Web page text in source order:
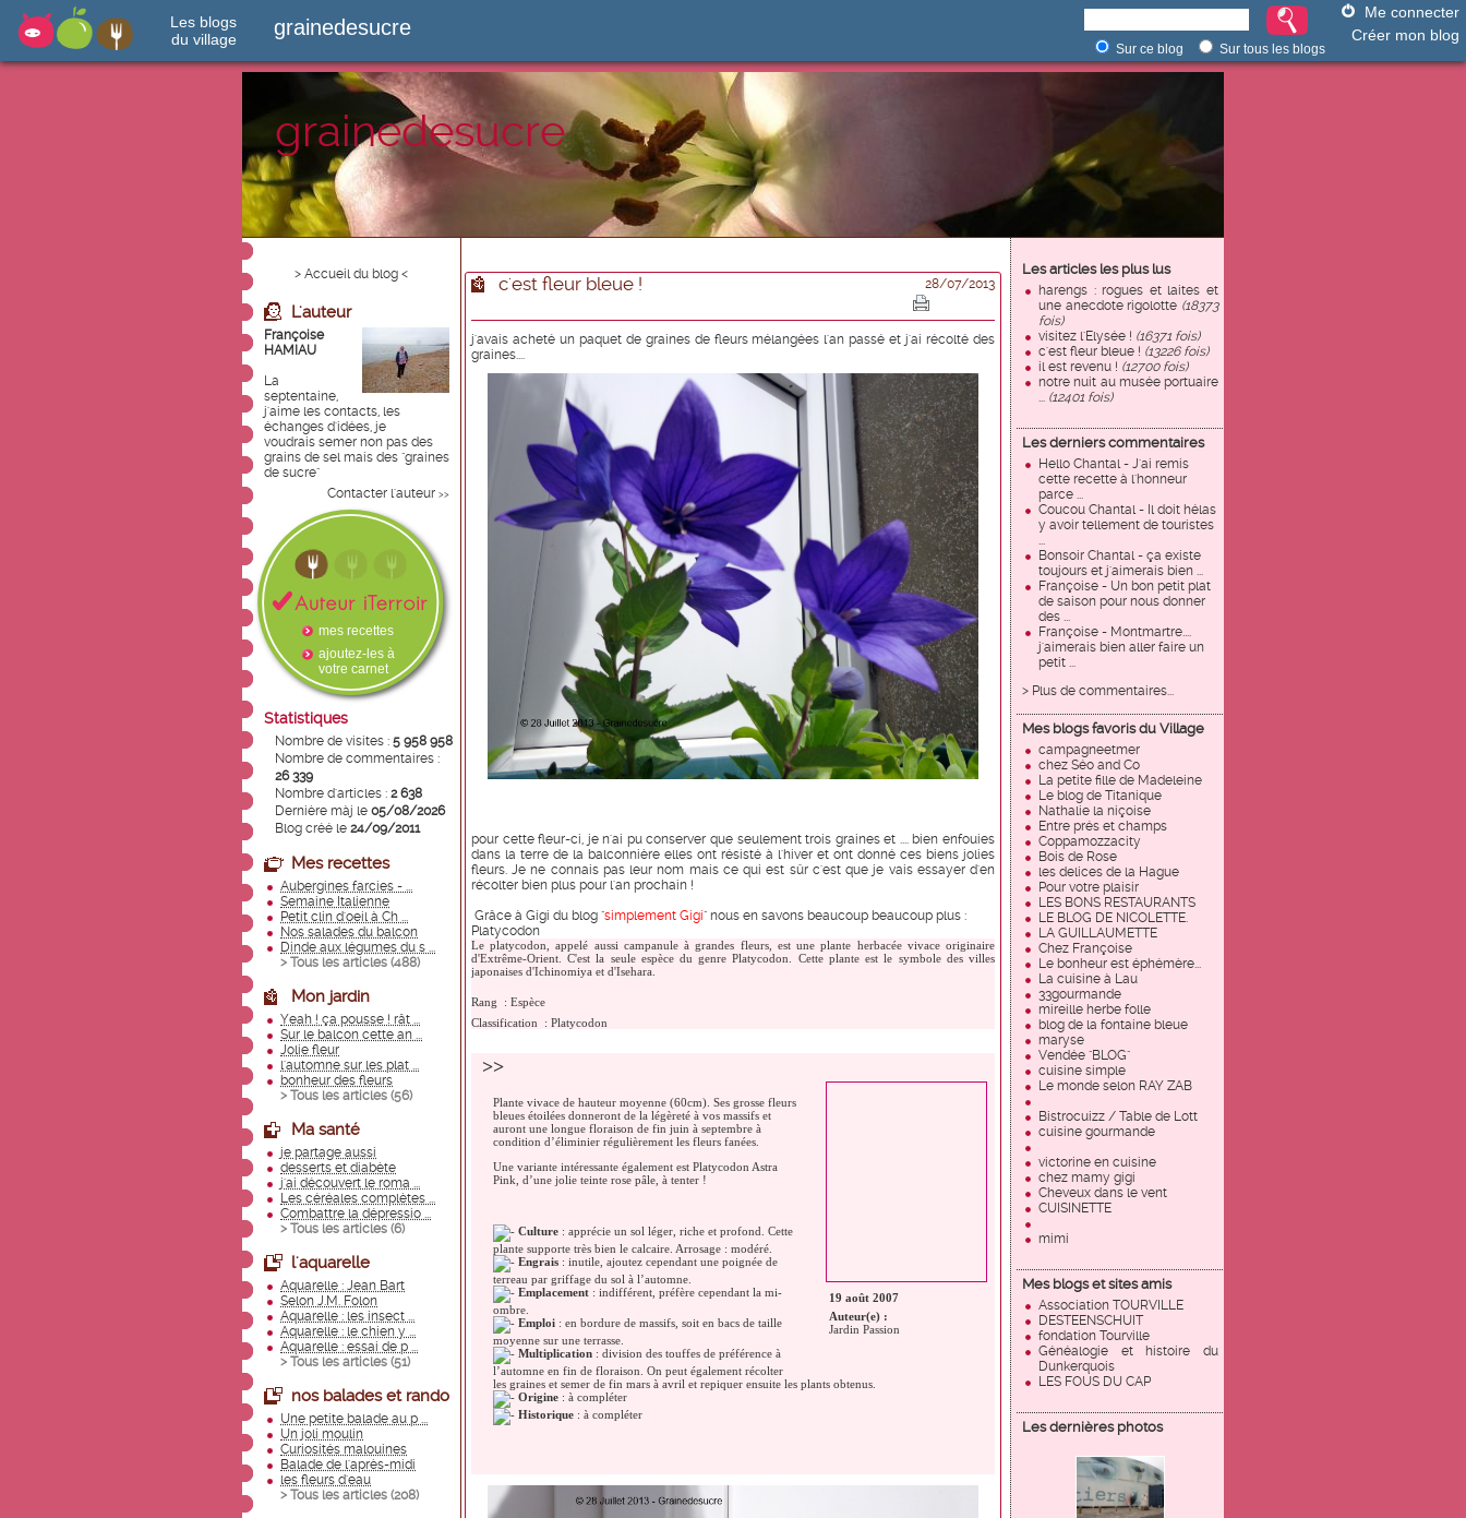
Les blogs
du village
grainedesucre
Me connecter
Créer mon blog
Sur ce blog Sur tous les blogs
grainedesucre
Les articles les plus lus
harengs : rogues et laites et
une anecdote rigolotte (18373
fois)
visitez l'Elysée ! (16371 fois)
c'est fleur bleue ! (13226 fois)
il est revenu ! (12700 fois)
notre nuit au musée portuaire
... (12401 fois)
Les derniers commentaires
Hello Chantal - J'ai remis
cette recette à l'honneur
parce ...
Coucou Chantal - Il doit hélas
y avoir tellement de touristes
...
Bonsoir Chantal - ça existe
toujours et j'aimerais bien ...
Françoise - Un bon petit plat
de saison pour nous donner
des ...
Françoise - Montmartre....
j'aimerais bien aller faire un
petit ...
> Plus de commentaires...
Mes blogs favoris du Village
campagneetmer
chez Séo and Co
La petite fille de Madeleine
Le blog de Titanique
Nathalie la niçoise
Entre prés et champs
Coppamozzacity
Bois de Rose
les delices de la Hague
Pour votre plaisir
LES BONS RESTAURANTS
LE BLOG DE NICOLETTE.
LA GUILLAUMETTE
Chez Françoise
Le bonheur est éphémère...
La cuisine à Lau
33gourmande
mireille herbe folle
blog de la fontaine bleue
maryse
Vendée "BLOG"
cuisine simple
Le monde selon RAY ZAB
Bistrocuizz / Table de Lott
cuisine gourmande
victorine en cuisine
chez mamy gigi
Cheveux dans le vent
CUISINETTE
mimi
Mes blogs et sites amis
Association TOURVILLE
DESTEENSCHUIT
fondation Tourville
Généalogie et histoire du
Dunkerquois
LES FOUS DU CAP
Les dernières photos
> Accueil du blog <
L'auteur
Françoise
HAMIAU
La
septentaine,
j'aime les contacts, les
échanges d'idées, je
voudrais semer non pas des
grains de sel mais des "graines
de sucre"
Contacter l'auteur >>
mes recettes
ajoutez-les à
votre carnet
Statistiques
Nombre de visites : 5 958 958
Nombre de commentaires :
26 339
Nombre d'articles : 2 638
Dernière màj le 05/08/2026
Blog créé le 24/09/2011
Mes recettes
Aubergines farcies - ...
Semaine Italienne
Petit clin d'oeil à Ch ...
Nos salades du balcon
Dinde aux légumes du s ...
> Tous les articles (488)
Mon jardin
Yeah ! ça pousse ! rât ...
Sur le balcon cette an ...
Jolie fleur
l'automne sur les plat ...
bonheur des fleurs
> Tous les articles (56)
Ma santé
je partage aussi
desserts et diabète
j'ai découvert le roma ...
Les céréales complètes ...
Combattre la dépressio ...
> Tous les articles (6)
l'aquarelle
Aquarelle : Jean Bart
Selon J.M. Folon
Aquarelle : les insect ...
Aquarelle : le chien y ...
Aquarelle : essai de p ...
> Tous les articles (51)
nos balades et rando
Une petite balade au p ...
Un joli moulin
Curiosités malouines
Balade de l'après-midi
les fleurs d'eau
> Tous les articles (208)
c'est fleur bleue ! 28/07/2013
j'avais acheté un paquet de graines de fleurs mélangées l'an passé et j'ai récolté des
graines....
pour cette fleur-ci, je n'ai pu conserver que seulement trois graines et .... bien enfouies
dans la terre de la balconnière elles ont résisté à l'hiver et ont donné ces biens jolies
fleurs. Je ne connais pas leur nom mais ce qui est sûr c'est que je vais essayer d'en
récolter bien plus pour l'an prochain !
Grâce à Gigi du blog "simplement Gigi" nous en savons beaucoup beaucoup plus :
Platycodon
Le platycodon, appelé aussi campanule à grandes fleurs, est une plante herbacée vivace originaire
d'Extrême-Orient. C'est la seule espèce du genre Platycodon. Cette plante est le symbole des villes
japonaises d'Ichinomiya et d'Isehara.
Rang
: Espèce
Classification
: Platycodon
>>
19 août 2007
Auteur(e) :
Jardin Passion
Plante vivace de hauteur moyenne (60cm). Ses grosse fleurs
bleues étoilées donneront de la légèreté à vos massifs et
auront une longue floraison de fin juin à septembre à
condition d’éliminier régulièrement les fleurs fanées.
Une variante intéressante également est Platycodon Astra
Pink, d’une jolie teinte rose pâle, à tenter !
Culture : apprécie un sol léger, riche et profond. Cette
plante supporte très bien le calcaire. Arrosage : modéré.
Engrais : inutile, ajoutez cependant une poignée de
terreau par griffage du sol à l’automne.
Emplacement : indifférent, préfère cependant la mi-
ombre.
Emploi : en bordure de massifs, soit en bacs de taille
moyenne sur une terrasse.
Multiplication : division des touffes de préférence à
l’automne en fin de floraison. On peut également récolter
les graines et semer de fin mars à avril et repiquer ensuite les plants obtenus.
Origine : à compléter
Historique : à compléter